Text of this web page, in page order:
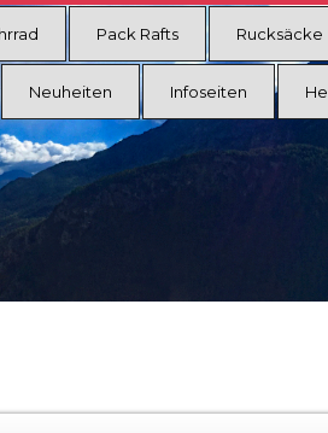
Pack Rafts Rucksäcke
Neuheiten Infoseiten